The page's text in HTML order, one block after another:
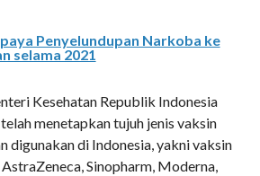
Penyelundupan Narkoba ke
selama 2021
Kesehatan Republik Indonesia
menetapkan tujuh jenis vaksin
digunakan di Indonesia, yakni vaksin
Sinopharm, Moderna,